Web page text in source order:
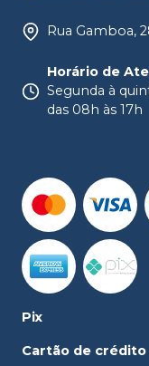
Rua Gamboa,
Horário de
Segunda à
das 08h às 17h
Pix
Cartão de crédito